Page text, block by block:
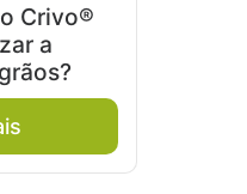
Crivo®
a